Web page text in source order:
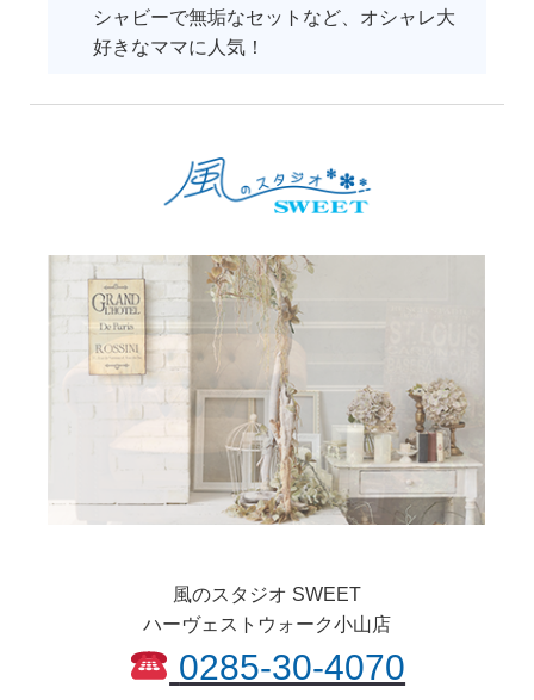
シャビーで無垢なセットなど、オシャレ大
好きなママに人気！
風のスタジオ SWEET
ハーヴェストウォーク小山店
0285-30-4070